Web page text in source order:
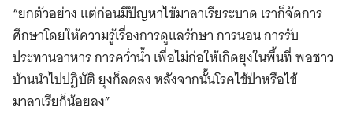
“ยกตัวอย่าง แต่ก่อนมีปัญหาไข้มาลาเรียระบาด เราก็จัดการ
ศึกษาโดยให้ความรู้เรื่องการดูแลรักษา การนอน การรับ
ประทานอาหาร การคว่ำน้ำ เพื่อไม่ก่อให้เกิดยุงในพื้นที่ พอชาว
บ้านนำไปปฏิบัติ ยุงก็ลดลง หลังจากนั้นโรคไข้ป่าหรือไข้
มาลาเรียก็น้อยลง”